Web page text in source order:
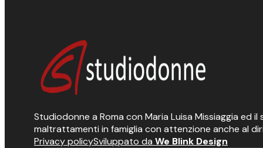
Studiodonne a Roma con Maria Luisa Missiaggia ed
maltrattamenti in famiglia con attenzione anche al
Privacy policySviluppato da We Blink Design